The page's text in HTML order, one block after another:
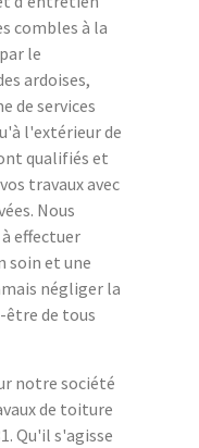
combles à la
le
ardoises,
de services
l'extérieur de
qualifiés et
travaux avec
Nous
effectuer
soin et une
négliger la
être de tous
notre société
de toiture
Qu'il s'agisse